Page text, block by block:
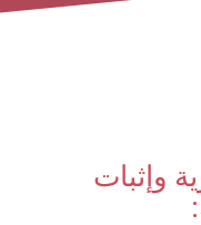
وإثبات